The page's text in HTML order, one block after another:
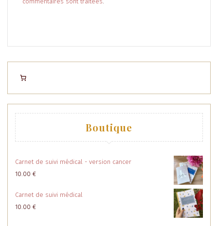
Boutique
Carnet de suivi médical - version cancer
10.00 €
Carnet de suivi médical
10.00 €